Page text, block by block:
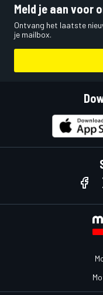
Meld je aan voor
Ontvang het laatste
je mailbox.